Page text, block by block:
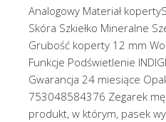
Analogowy Materiał
Skóra Szkiełko Mineralne
Grubość koperty 12 mm
Funkcje Podświetlenie
Gwarancja 24 miesiące
753048584376 Zegarek
produkt, w którym, pasek